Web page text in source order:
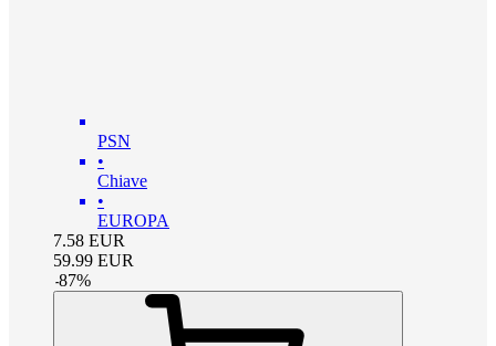
PSN
•
Chiave
•
EUROPA
7.58 EUR
59.99 EUR
-87%